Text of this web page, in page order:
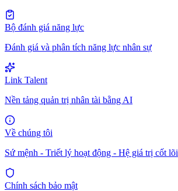
Bộ đánh giá năng lực
Đánh giá và phân tích năng lực nhân sự
Link Talent
Nền tảng quản trị nhân tài bằng AI
Về chúng tôi
Sứ mệnh - Triết lý hoạt động - Hệ giá trị cốt lõi
Chính sách bảo mật